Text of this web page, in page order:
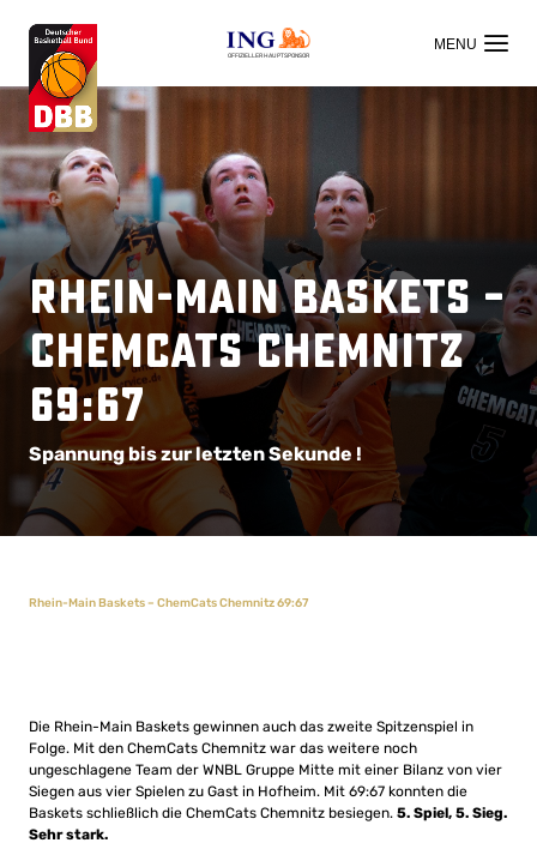
OFFIZIELLER HAUPTSPONSOR
Rhein-Main Baskets –
ChemCats Chemnitz
69:67
Spannung bis zur letzten Sekunde !
Rhein-Main Baskets – ChemCats Chemnitz 69:67
Die Rhein-Main Baskets gewinnen auch das zweite Spitzenspiel in
Folge. Mit den ChemCats Chemnitz war das weitere noch
ungeschlagene Team der WNBL Gruppe Mitte mit einer Bilanz von vier
Siegen aus vier Spielen zu Gast in Hofheim. Mit 69:67 konnten die
Baskets schließlich die ChemCats Chemnitz besiegen. 5. Spiel, 5. Sieg.
Sehr stark.